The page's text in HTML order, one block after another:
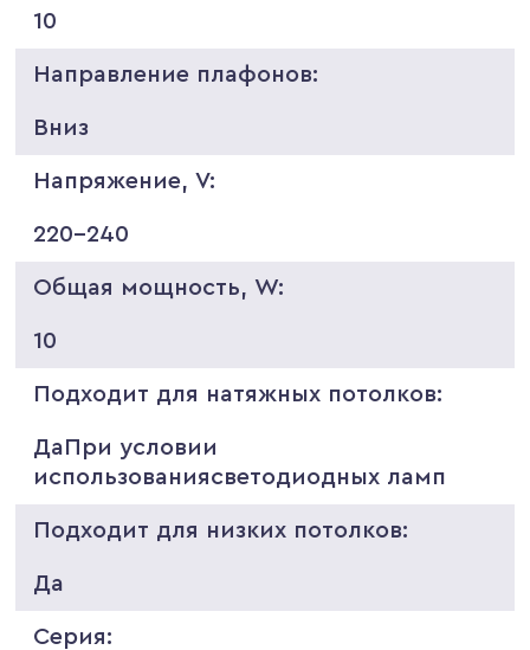
10
Направление плафонов:
Вниз
Напряжение, V:
220-240
Общая мощность, W:
10
Подходит для натяжных потолков:
ДаПри условии
использованиясветодиодных ламп
Подходит для низких потолков:
Да
Серия: